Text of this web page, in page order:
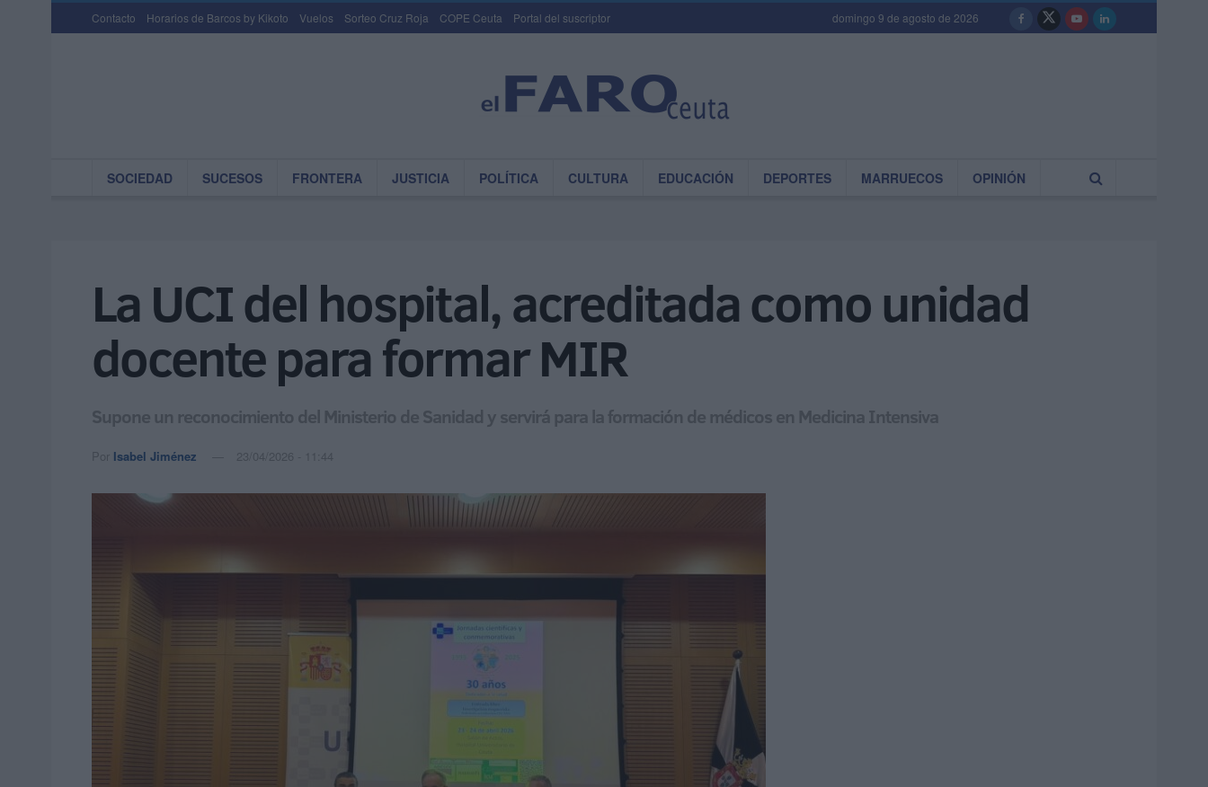
Contacto Horarios de Barcos by Kikoto Vuelos Sorteo Cruz Roja COPE Ceuta Portal del suscriptor domingo 9 de agosto de 2026
SOCIEDAD SUCESOS FRONTERA JUSTICIA POLÍTICA CULTURA EDUCACIÓN DEPORTES MARRUECOS OPINIÓN
La UCI del hospital, acreditada como unidad
docente para formar MIR
Supone un reconocimiento del Ministerio de Sanidad y servirá para la formación de médicos en Medicina Intensiva
Por Isabel Jiménez 23/04/2026 - 11:44